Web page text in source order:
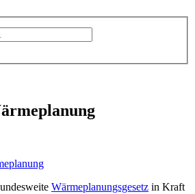
Wärmeplanungsgesetz in Kraft